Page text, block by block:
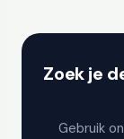
Zoek je
Gebruik